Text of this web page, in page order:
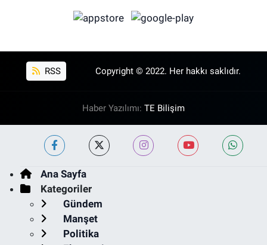
RSS Copyright © 2022. Her hakkı saklıdır.
Haber Yazılımı: TE Bilişim
Ana Sayfa
Kategoriler
Gündem
Manşet
Politika